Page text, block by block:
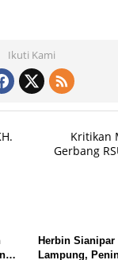
Ikuti Kami
Kritikan
Gerbang
Herbin
Lampung,